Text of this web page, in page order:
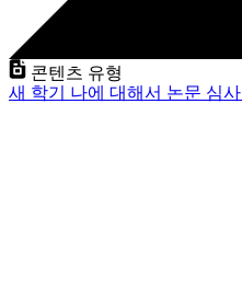
콘텐츠 유형
새 학기 나에 대해서 논문 심사